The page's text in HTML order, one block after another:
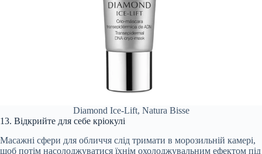
Diamond Ice-Lift, Natura Bisse
13. Відкрийте для себе кріокулі
Масажні сфери для обличчя слід тримати в морозильній камері,
щоб потім насолоджуватися їхнім охолоджувальним ефектом під